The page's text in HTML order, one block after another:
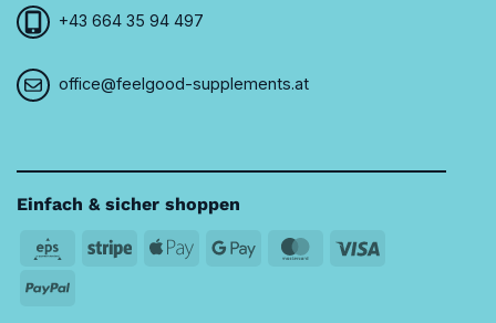
+43 664 35 94 497
office@feelgood-supplements.at
Einfach & sicher shoppen
Eps Stripe Apple Google
MasterCard
PayPal